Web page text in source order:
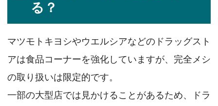
る？
マツモトキヨシやウエルシアなどのドラッグスト
アは食品コーナーを強化していますが、完全メシ
の取り扱いは限定的です。
一部の大型店では見かけることがあるため、ドラ